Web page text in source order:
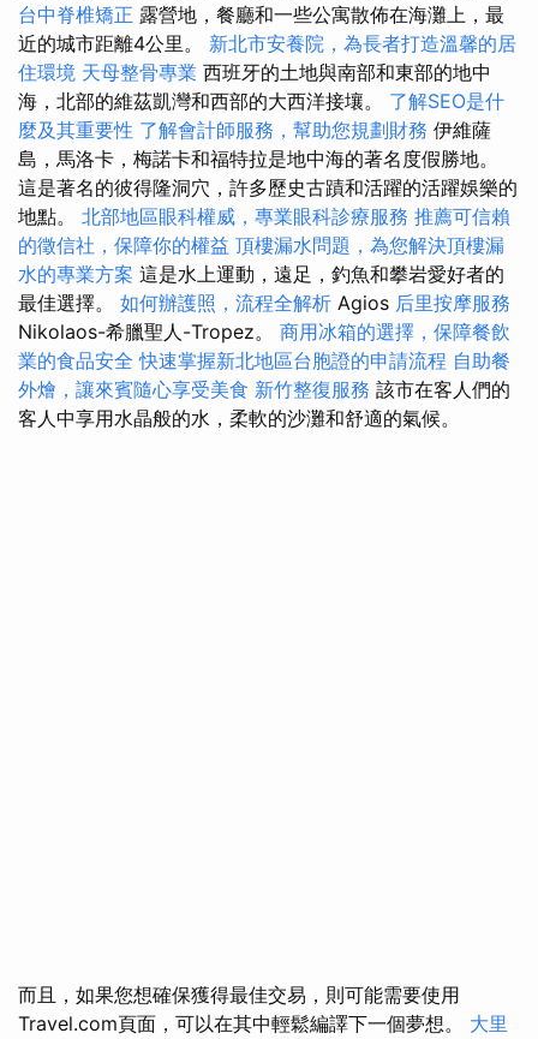
台中脊椎矯正 露營地，餐廳和一些公寓散佈在海灘上，最
近的城市距離4公里。 新北市安養院，為長者打造溫馨的居
住環境 天母整骨專業 西班牙的土地與南部和東部的地中
海，北部的維茲凱灣和西部的大西洋接壤。 了解SEO是什
麼及其重要性 了解會計師服務，幫助您規劃財務 伊維薩
島，馬洛卡，梅諾卡和福特拉是地中海的著名度假勝地。
這是著名的彼得隆洞穴，許多歷史古蹟和活躍的活躍娛樂的
地點。 北部地區眼科權威，專業眼科診療服務 推薦可信賴
的徵信社，保障你的權益 頂樓漏水問題，為您解決頂樓漏
水的專業方案 這是水上運動，遠足，釣魚和攀岩愛好者的
最佳選擇。 如何辦護照，流程全解析 Agios 后里按摩服務
Nikolaos-希臘聖人-Tropez。 商用冰箱的選擇，保障餐飲
業的食品安全 快速掌握新北地區台胞證的申請流程 自助餐
外燴，讓來賓隨心享受美食 新竹整復服務 該市在客人們的
客人中享用水晶般的水，柔軟的沙灘和舒適的氣候。
而且，如果您想確保獲得最佳交易，則可能需要使用
Travel.com頁面，可以在其中輕鬆編譯下一個夢想。 大里